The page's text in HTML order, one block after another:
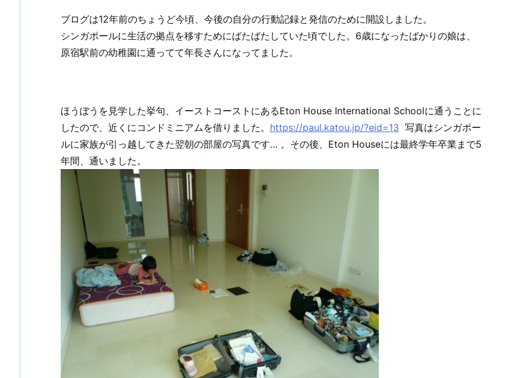
ブログは12年前のちょうど今頃、今後の自分の行動記録と発信のために開設しました。
シンガポールに生活の拠点を移すためにばたばたしていた頃でした。6歳になったばかりの娘は、
原宿駅前の幼稚園に通ってて年長さんになってました。
ほうぼうを見学した挙句、イーストコーストにあるEton House International Schoolに通うことに
したので、近くにコンドミニアムを借りました。 https://paul.katou.jp/?eid=13 写真はシンガポー
ルに家族が引っ越してきた翌朝の部屋の写真です… 。その後、Eton Houseには最終学年卒業まで5
年間、通いました。